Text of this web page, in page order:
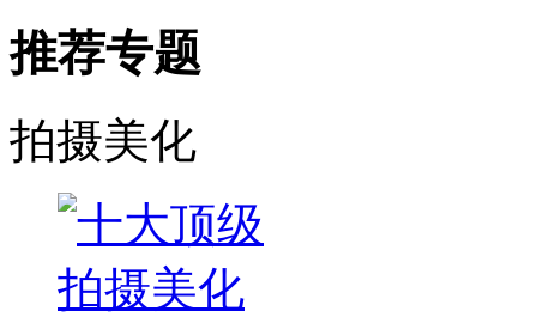
推荐专题
拍摄美化